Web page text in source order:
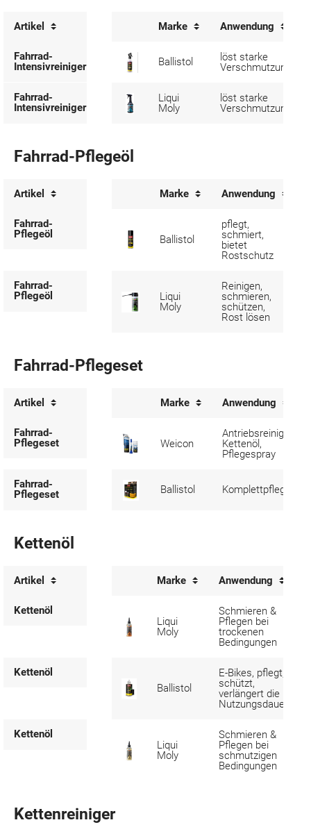
Artikel Marke Anwendung
Fahrrad-
Intensivreiniger
Ballistol
löst starke
Verschmutzungen
Fahrrad-
Intensivreiniger
Liqui
Moly
löst starke
Verschmutzungen
Fahrrad-Pflegeöl
Artikel Marke Anwendung
Fahrrad-
Pflegeöl
Ballistol
pflegt,
schmiert,
bietet
Rostschutz
Fahrrad-
Pflegeöl
Liqui
Moly
Reinigen,
schmieren,
schützen,
Rost lösen
Fahrrad-Pflegeset
Artikel Marke Anwendung
Fahrrad-
Pflegeset
Weicon
Antriebsreiniger,
Kettenöl,
Pflegespray
Fahrrad-
Pflegeset
Ballistol Komplettpflege
Kettenöl
Artikel Marke Anwendung
Kettenöl
Liqui
Moly
Schmieren &
Pflegen bei
trockenen
Bedingungen
Kettenöl
Ballistol
E-Bikes, pflegt,
schützt,
verlängert die
Nutzungsdauer
Kettenöl
Liqui
Moly
Schmieren &
Pflegen bei
schmutzigen
Bedingungen
Kettenreiniger